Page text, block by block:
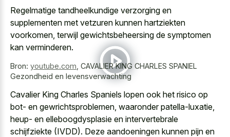
Regelmatige tandheelkundige verzorging en
supplementen met vetzuren kunnen hartziekten
voorkomen, terwijl gewichtsbeheersing de symptomen
kan verminderen.
Bron: youtube.com CAVALIER KING CHARLES SPANIEL
Gezondheid en levensverwachting
Cavalier King Charles Spaniels lopen ook het risico op
bot- en gewrichtsproblemen, waaronder patella-luxatie,
heup- en elleboogdysplasie en intervertebrale
schijfziekte (IVDD). Deze aandoeningen kunnen pijn en